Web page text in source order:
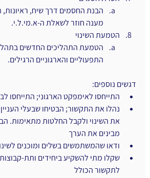
הבנת החסמים דרך שיח, ראיונות,
מענה חוזר לשאלת ה-א.מי.ל.י.
הטמעת השינוי
הטמעת התהליכים החדשים
התפעוליים והארגוניים הרגילים.
דגשים נוספים:
התייחסו לאימפקט הארגוני; התייחסו
נהלו את התקשור; הבטיחו שבעלי העניין
את השינוי ולקבל החלטות מתאימות.
מבינים את הערך
ודאו שהמשתמשים בשלים ומוכנים
שקלו מתי להשקיע ביחידים ותת-
לתקשור הכולל